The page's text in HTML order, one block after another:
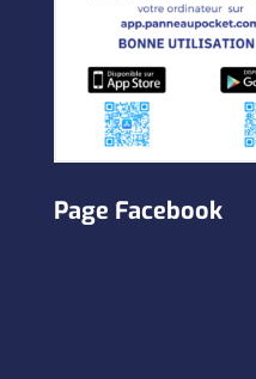
Page Facebook